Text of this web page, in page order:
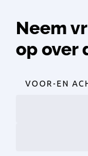
Neem
op over
VOOR-EN